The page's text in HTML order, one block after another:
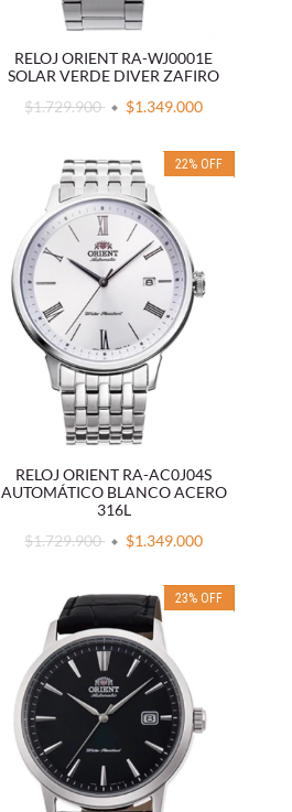
RELOJ ORIENT RA-WJ0001E
SOLAR VERDE DIVER ZAFIRO
$1.729.900
$1.349.000
22% OFF
RELOJ ORIENT RA-AC0J04S
AUTOMÁTICO BLANCO ACERO
316L
$1.729.900
$1.349.000
23% OFF